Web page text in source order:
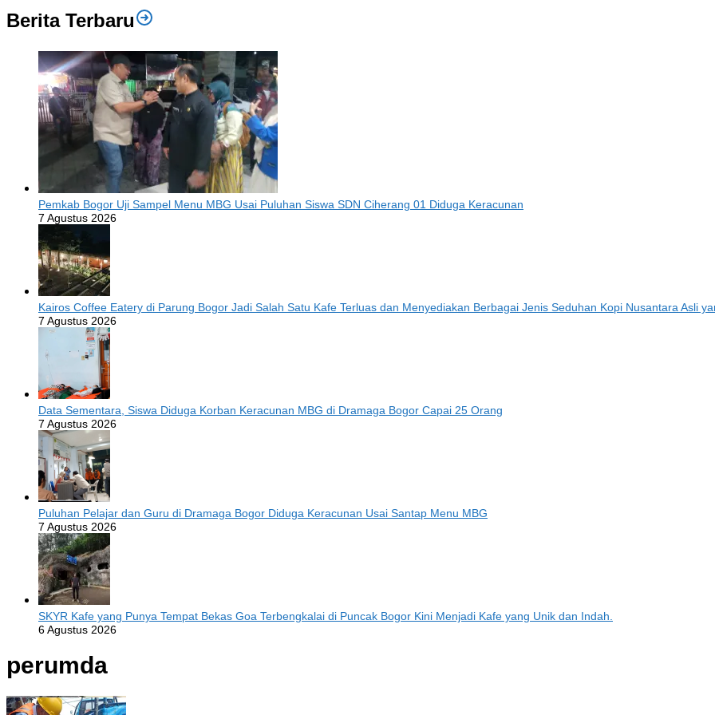
Berita Terbaru
Pemkab Bogor Uji Sampel Menu MBG Usai Puluhan Siswa SDN Ciherang 01 Diduga Keracunan
7 Agustus 2026
Kairos Coffee Eatery di Parung Bogor Jadi Salah Satu Kafe Terluas dan Menyediakan Berbagai Jenis Seduhan Kopi Nusantara Asli
7 Agustus 2026
Data Sementara, Siswa Diduga Korban Keracunan MBG di Dramaga Bogor Capai 25 Orang
7 Agustus 2026
Puluhan Pelajar dan Guru di Dramaga Bogor Diduga Keracunan Usai Santap Menu MBG
7 Agustus 2026
SKYR Kafe yang Punya Tempat Bekas Goa Terbengkalai di Puncak Bogor Kini Menjadi Kafe yang Unik dan Indah.
6 Agustus 2026
perumda